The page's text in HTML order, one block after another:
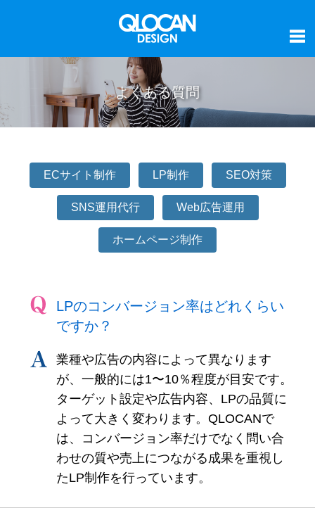
よくある質問
ECサイト制作 LP制作 SEO対策
SNS運用代行 Web広告運用
ホームページ制作
LPのコンバージョン率はどれくらい
ですか？
業種や広告の内容によって異なります
が、一般的には1〜10％程度が目安です。
ターゲット設定や広告内容、LPの品質に
よって大きく変わります。QLOCANで
は、コンバージョン率だけでなく問い合
わせの質や売上につながる成果を重視し
たLP制作を行っています。